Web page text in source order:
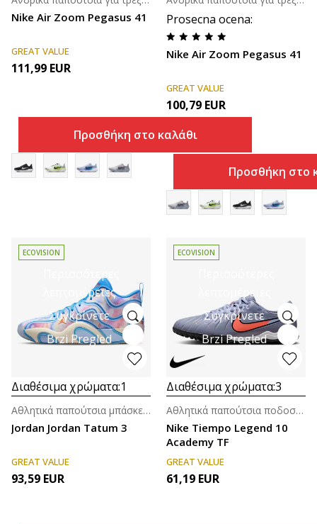
Nike Air Zoom Pegasus 41
GREAT VALUE
111,99 EUR
Προσθήκη στο καλάθι
Prosecna ocena:
Nike Air Zoom Pegasus 41
GREAT VALUE
100,79 EUR
Προσθήκη στο
Περισσότερες
λεπτομέρειες
Συγκρίνετε
Brzi Pregled
ECOVISION
Διαθέσιμα χρώματα:1
Jordan Jordan Tatum 3
Αθλητικά παπούτσια μπάσκετ για άνδρες
GREAT VALUE
93,59 EUR
λεπτομέρειες
Συγκρίνετε
Brzi Pregled
ECOVISION
Διαθέσιμα χρώματα:3
Nike Tiempo Legend 10
Academy TF
Αθλητικά παπούτσια ποδοσφαίρου για άνδρες
GREAT VALUE
61,19 EUR